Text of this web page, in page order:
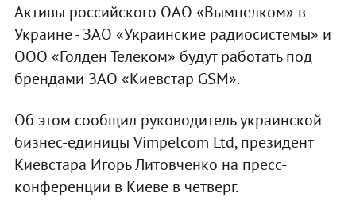
Активы российского ОАО «Вымпелком» в
Украине - ЗАО «Украинские радиосистемы» и
ООО «Голден Телеком» будут работать под
брендами ЗАО «Киевстар GSM».
Об этом сообщил руководитель украинской
бизнес-единицы Vimpelcom Ltd, президент
Киевстара Игорь Литовченко на пресс-
конференции в Киеве в четверг.